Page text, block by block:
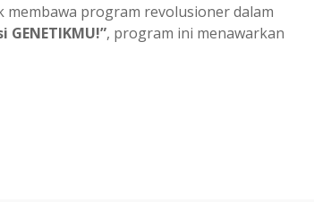
membawa program revolusioner dalam
GENETIKMU!”, program ini menawarkan